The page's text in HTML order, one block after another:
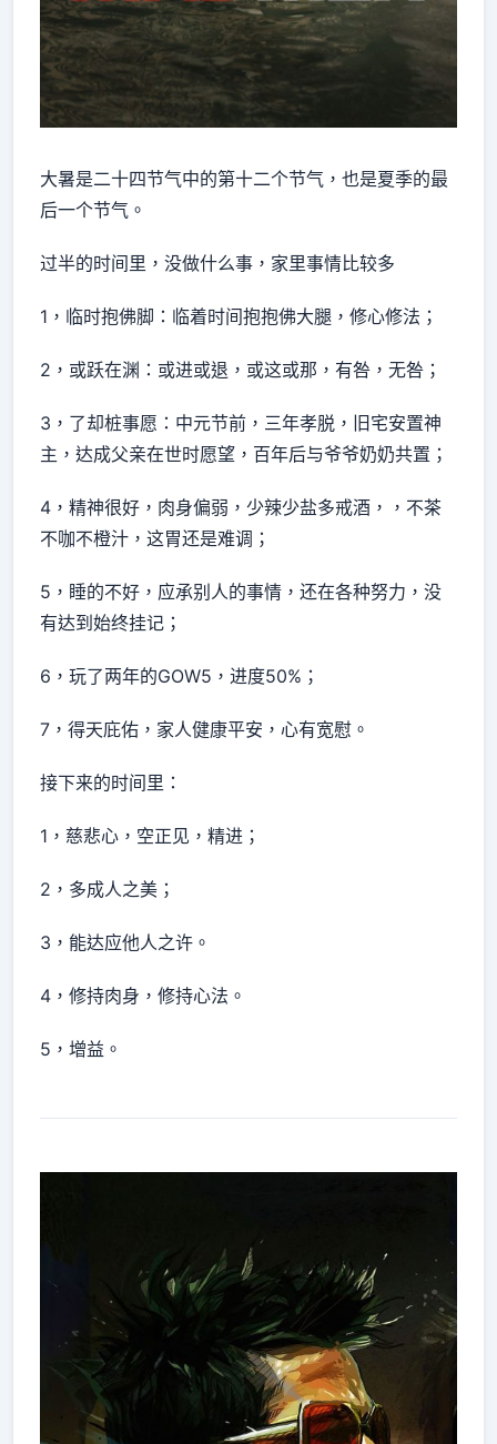
大暑是二十四节气中的第十二个节气，也是夏季的最
后一个节气。
过半的时间里，没做什么事，家里事情比较多
1，临时抱佛脚：临着时间抱抱佛大腿，修心修法；
2，或跃在渊：或进或退，或这或那，有咎，无咎；
3，了却桩事愿：中元节前，三年孝脱，旧宅安置神
主，达成父亲在世时愿望，百年后与爷爷奶奶共置；
4，精神很好，肉身偏弱，少辣少盐多戒酒，，不茶
不咖不橙汁，这胃还是难调；
5，睡的不好，应承别人的事情，还在各种努力，没
有达到始终挂记；
6，玩了两年的GOW5，进度50%；
7，得天庇佑，家人健康平安，心有宽慰。
接下来的时间里：
1，慈悲心，空正见，精进；
2，多成人之美；
3，能达应他人之许。
4，修持肉身，修持心法。
5，增益。